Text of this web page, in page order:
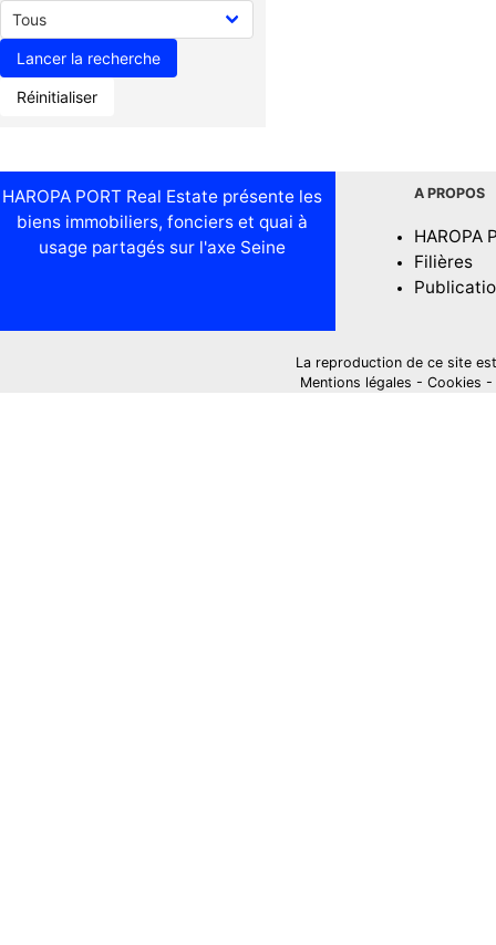
Réinitialiser
HAROPA PORT Real Estate présente les
biens immobiliers, fonciers et quai à
usage partagés sur l'axe Seine
A PROPOS
HAROPA
Filières
La reproduction de ce site
Mentions légales - Cookies -